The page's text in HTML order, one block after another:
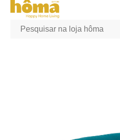
GTM-MFRK69Z true